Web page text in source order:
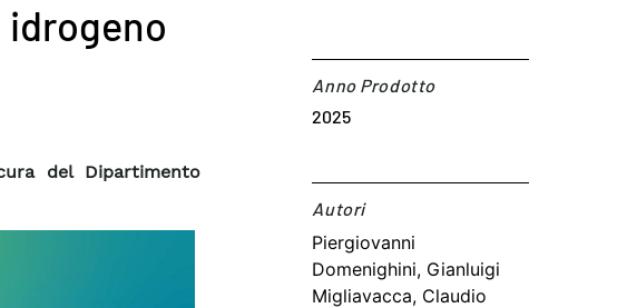
idrogeno
del Dipartimento
Anno Prodotto
2025
Autori​
Piergiovanni
Domenighini, Gianluigi
Migliavacca, Claudio